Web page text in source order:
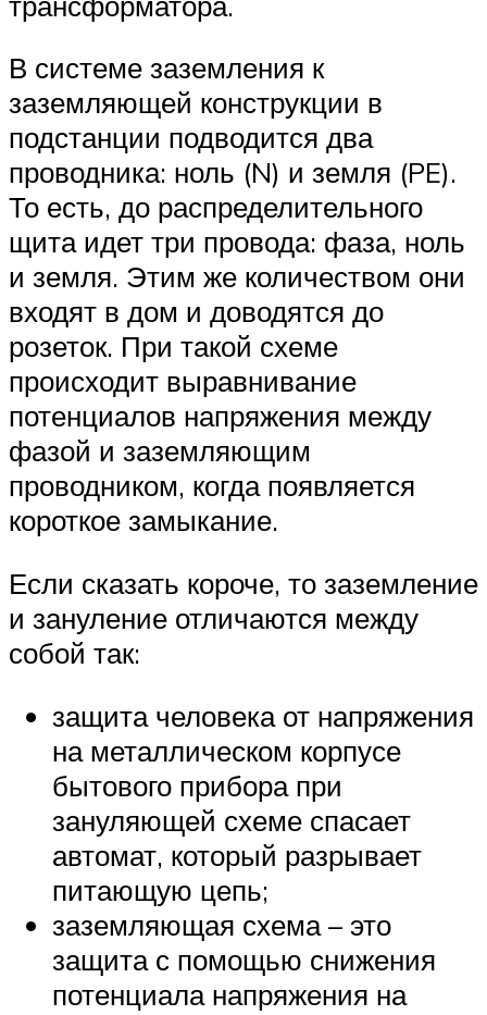
В системе заземления к
заземляющей конструкции в
подстанции подводится два
проводника: ноль (N) и земля (PE).
То есть, до распределительного
щита идет три провода: фаза, ноль
и земля. Этим же количеством они
входят в дом и доводятся до
розеток. При такой схеме
происходит выравнивание
потенциалов напряжения между
фазой и заземляющим
проводником, когда появляется
короткое замыкание.
Если сказать короче, то заземление
и зануление отличаются между
собой так:
защита человека от напряжения
на металлическом корпусе
бытового прибора при
зануляющей схеме спасает
автомат, который разрывает
питающую цепь;
заземляющая схема – это
защита с помощью снижения
потенциала напряжения на